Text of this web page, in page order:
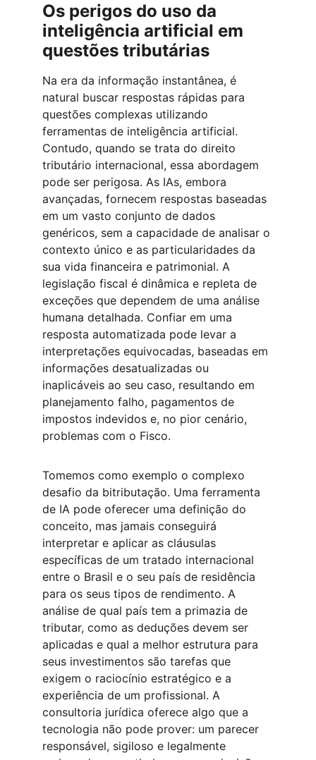
Os perigos do uso da
inteligência artificial em
questões tributárias
Na era da informação instantânea, é
natural buscar respostas rápidas para
questões complexas utilizando
ferramentas de inteligência artificial.
Contudo, quando se trata do direito
tributário internacional, essa abordagem
pode ser perigosa. As IAs, embora
avançadas, fornecem respostas baseadas
em um vasto conjunto de dados
genéricos, sem a capacidade de analisar o
contexto único e as particularidades da
sua vida financeira e patrimonial. A
legislação fiscal é dinâmica e repleta de
exceções que dependem de uma análise
humana detalhada. Confiar em uma
resposta automatizada pode levar a
interpretações equivocadas, baseadas em
informações desatualizadas ou
inaplicáveis ao seu caso, resultando em
planejamento falho, pagamentos de
impostos indevidos e, no pior cenário,
problemas com o Fisco.
Tomemos como exemplo o complexo
desafio da bitributação. Uma ferramenta
de IA pode oferecer uma definição do
conceito, mas jamais conseguirá
interpretar e aplicar as cláusulas
específicas de um tratado internacional
entre o Brasil e o seu país de residência
para os seus tipos de rendimento. A
análise de qual país tem a primazia de
tributar, como as deduções devem ser
aplicadas e qual a melhor estrutura para
seus investimentos são tarefas que
exigem o raciocínio estratégico e a
experiência de um profissional. A
consultoria jurídica oferece algo que a
tecnologia não pode prover: um parecer
responsável, sigiloso e legalmente